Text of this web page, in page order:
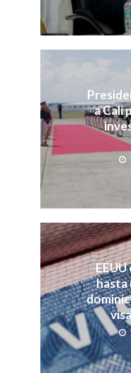
a Cali
EEUU
hasta